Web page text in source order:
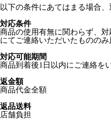
以下の条件にあてはまる場合、
対応条件
商品の使用有無に関わらず、
にてご連絡いただいたもののみ
対応可能期間
商品到着後1日以内にご連絡を
返金額
商品代金全額
返品送料
店舗負担